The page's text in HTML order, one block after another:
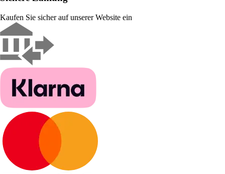
Kaufen Sie sicher auf unserer Website ein